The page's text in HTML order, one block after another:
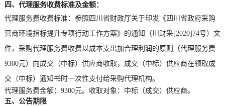
四、代理服务收费标准及金额：
代理服务费收费标准：参照四川省财政厅关于印发《四川省政府采购
营商环境指标提升专项行动工作方案》的通知（川财采[2020]74号）文
件，采购代理服务费收费以成本支出加合理利润的原则（代理服务费
9300元）向成交（中标）供应商收取，成交（中标）供应商在领取成
交（中标）通知书时一次性支付给采购代理机构。
代理服务费金额： 9300元。收取对象：中标（成交）供应商。
五、公告期限